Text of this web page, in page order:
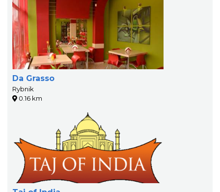
Da Grasso
Rybnik
0.16 km